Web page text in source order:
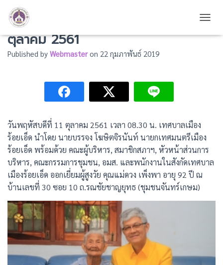
โครงการสวัสดีประชากรอาวุโส 11
ตุลาคม 2561
Published by Webmasteron 22 กุมภาพันธ์ 2019
วันพฤหัสบดีที่ 11 ตุลาคม 2561 เวลา 08.30 น. เทศบาลเมือง
ร้อยเอ็ด นำโดย นายบรรจง โฆษิตจิรนันท์ นายกเทศมนตรีเมือง
ร้อยเอ็ด พร้อมด้วย คณะผู้บริหาร, สมาชิกสภาฯ, หัวหน้าส่วนการ
บริหาร, คณะกรรมการชุมชน, อมส. และพนักงานในสังกัดเทศบาล
เมืองร้อยเอ็ด ออกเยี่ยมผู้สูงวัย คุณแม่ดวง เพ็งพา อายุ 92 ปี ณ
บ้านเลขที่ 30 ซอย 10 ถ.รณชัยชาญยุทธ (ชุมชนจันทร์เกษม)